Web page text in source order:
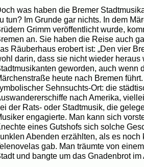
was haben die Bremer
tun? Im Grunde gar nichts. In dem
Grimm veröffentlicht wurde,
an. Sie haben die Reise auch
Räuberhaus erobert ist: „Den vier
darin, dass sie nicht wieder heraus
geworden, auch wenn
heute nach Bremen
Sehnsuchts-Ort: die
nach Amerika,
der Rats- oder Stadtmusik, die
engagierte. Man kann sich
eines Gutshofs sich solche
Abenden erzählten, als es
gab. Man träumte von
und bangte um das Gnadenbrot im